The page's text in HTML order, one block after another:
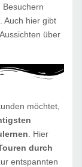
Besuchern
Auch hier gibt
über
möchtet,
. Hier
durch
entspannten